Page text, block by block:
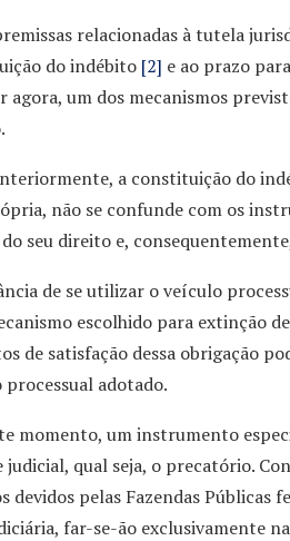
relacionadas à tutela
do indébito [2] e ao prazo
agora, um dos mecanismos
a constituição do
não se confunde com os
seu direito e,
de se utilizar o veículo
escolhido para extinção
de satisfação dessa obrigação
adotado.
momento, um instrumento
qual seja, o precatório.
devidos pelas Fazendas
far-se-ão exclusivamente